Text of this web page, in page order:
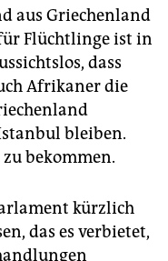
aus Griechenland
Flüchtlinge ist in
dass
Afrikaner die
bleiben.
bekommen.
kürzlich
das es verbietet,